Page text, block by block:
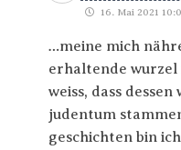
16. Mai 2021
…meine mich
erhaltende wurzel
weiss, dass
judentum
geschichten bin